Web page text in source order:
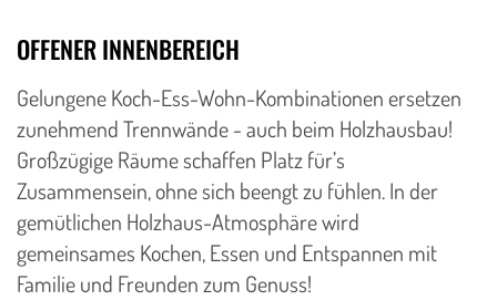
OFFENER INNENBEREICH
Gelungene Koch-Ess-Wohn-Kombinationen ersetzen
zunehmend Trennwände - auch beim Holzhausbau!
Großzügige Räume schaffen Platz für’s
Zusammensein, ohne sich beengt zu fühlen. In der
gemütlichen Holzhaus-Atmosphäre wird
gemeinsames Kochen, Essen und Entspannen mit
Familie und Freunden zum Genuss!